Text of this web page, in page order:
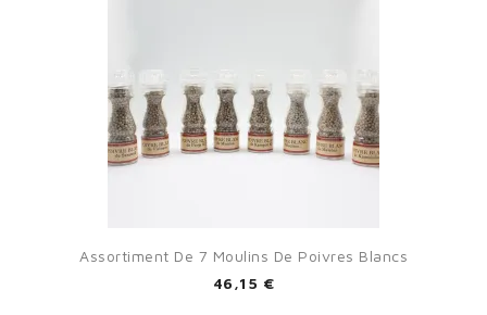
Assortiment De 7 Moulins De Poivres Blancs
46,15 €